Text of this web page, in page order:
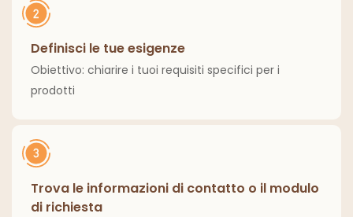
Definisci le tue esigenze
Obiettivo: chiarire i tuoi requisiti specifici per i
prodotti
Trova le informazioni di contatto o il modulo
di richiesta